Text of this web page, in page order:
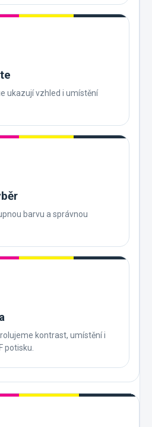
ukazují vzhled i umístění
barvu a správnou
kontrast, umístění i
potisku.